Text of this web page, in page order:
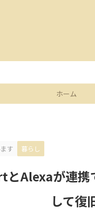
ホーム
す
暮らし
Alexaが連携
して復